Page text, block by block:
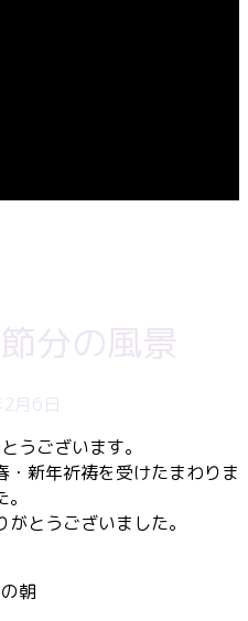
分の風景
月6日
うございます。
新年祈祷を受けたまわりま
とうございました。
朝